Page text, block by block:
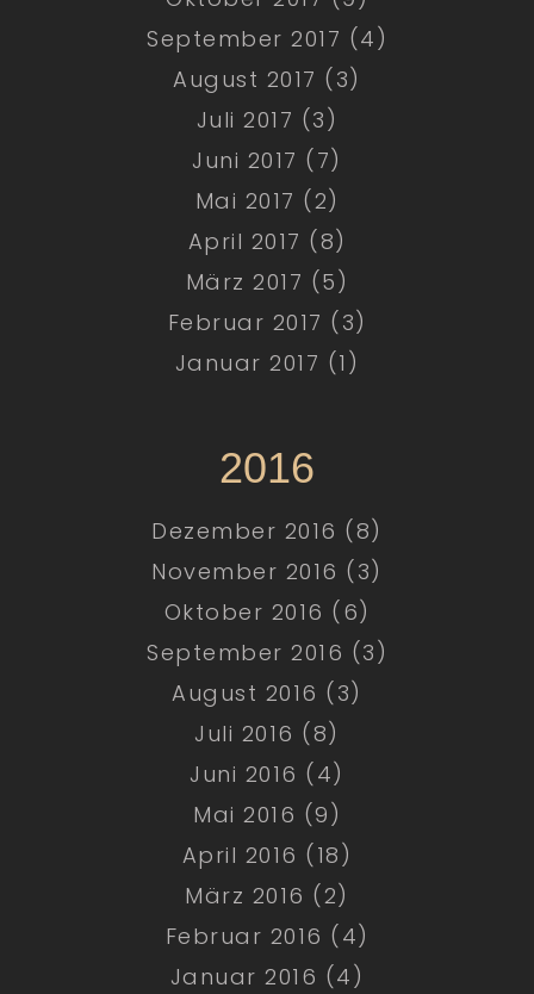
September 2017 (4)
August 2017 (3)
Juli 2017 (3)
Juni 2017 (7)
Mai 2017 (2)
April 2017 (8)
März 2017 (5)
Februar 2017 (3)
Januar 2017 (1)
2016
Dezember 2016 (8)
November 2016 (3)
Oktober 2016 (6)
September 2016 (3)
August 2016 (3)
Juli 2016 (8)
Juni 2016 (4)
Mai 2016 (9)
April 2016 (18)
März 2016 (2)
Februar 2016 (4)
Januar 2016 (4)